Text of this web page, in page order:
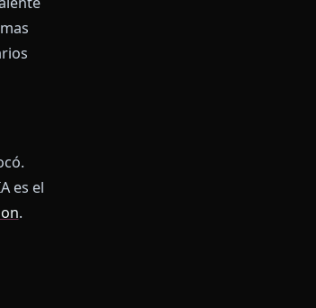
capas hace
con prompt de
la categoría.